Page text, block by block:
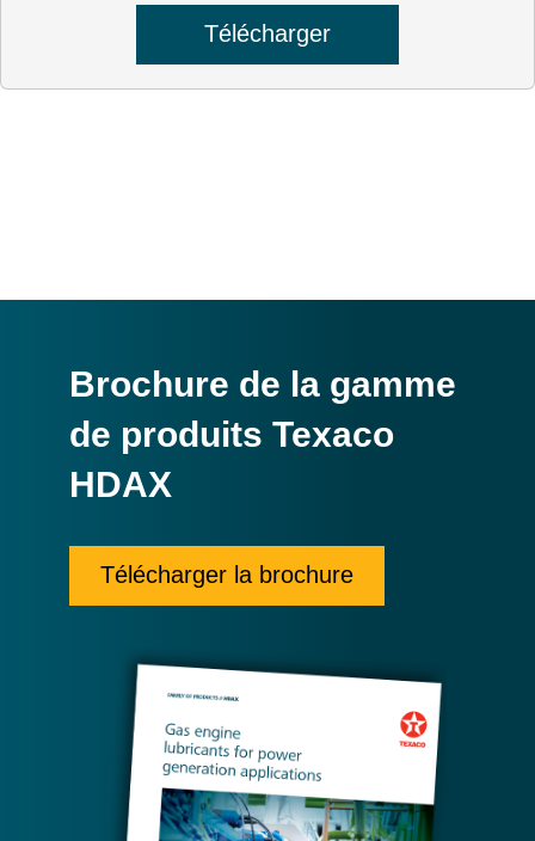
Télécharger
Brochure de la gamme
de produits Texaco
HDAX
Télécharger la brochure